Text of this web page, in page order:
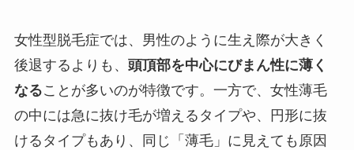
女性型脱毛症では、男性のように生え際が大きく
後退するよりも、 頭頂部を中心にびまん性に薄く
なることが多いのが特徴です。一方で、女性薄毛
の中には急に抜け毛が増えるタイプや、円形に抜
けるタイプもあり、同じ「薄毛」に見えても原因